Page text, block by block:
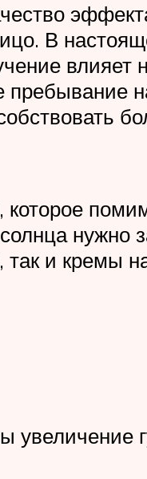
В
влияет
пребывание
которое
нужно
и кремы
увеличение